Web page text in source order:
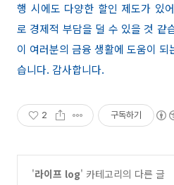
행 시에도 다양한 할인 제도가 있
로 경제적 부담을 덜 수 있을 것 같
이 여러분의 금융 생활에 도움이
습니다. 감사합니다.
2 구독하기
'라이프 log' 카테고리의 다른 글